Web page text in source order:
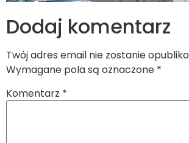
Dodaj komentarz
Twój adres email nie zostanie
Wymagane pola są oznaczone *
Komentarz *